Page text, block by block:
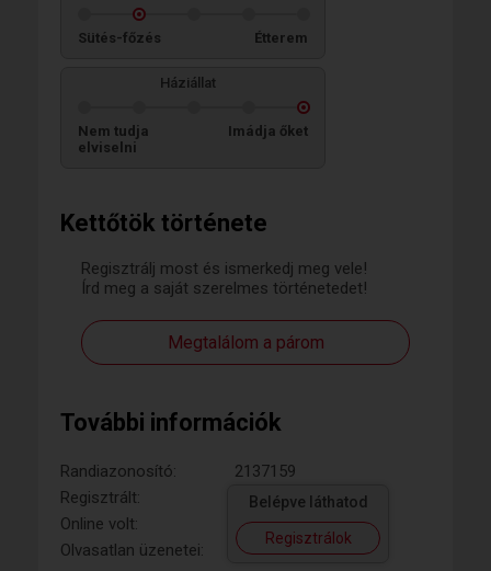
Kettőtök története
Regisztrálj most és ismerkedj meg vele!
Írd meg a saját szerelmes történetedet!
Megtalálom a párom
További információk
Randiazonosító:
2137159
Regisztrált:
Online volt:
Olvasatlan üzenetei:
Belépve láthatod
Regisztrálok
Sütés-főzés Étterem
Háziállat
Nem tudja
elviselni
Imádja őket